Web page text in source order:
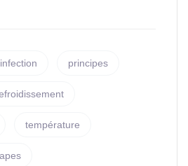
principes
température